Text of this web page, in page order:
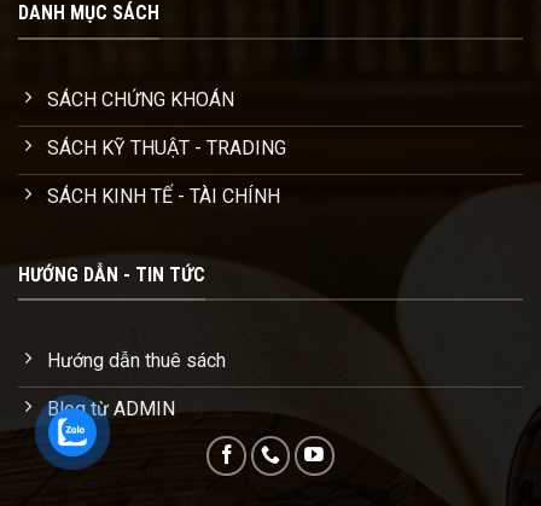
DANH MỤC SÁCH
SÁCH CHỨNG KHOÁN
SÁCH KỸ THUẬT - TRADING
SÁCH KINH TẾ - TÀI CHÍNH
HƯỚNG DẪN - TIN TỨC
Hướng dẫn thuê sách
Blog từ ADMIN